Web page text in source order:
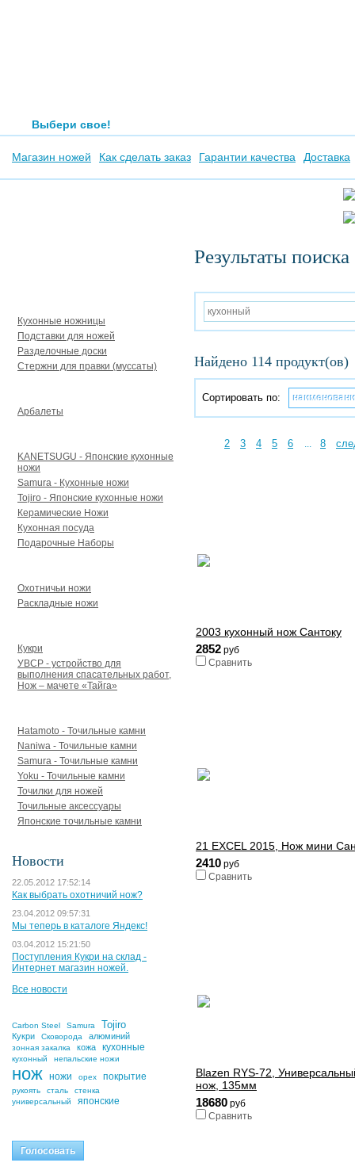
Выбери свое!
Магазин ножей Как сделать заказ Гарантии качества Доставка
Кухонные ножницы
Подставки для ножей
Разделочные доски
Стержни для правки (муссаты)
Арбалеты
KANETSUGU - Японские кухонные
ножи
Samura - Кухонные ножи
Tojiro - Японские кухонные ножи
Керамические Ножи
Кухонная посуда
Подарочные Наборы
Охотничьи ножи
Раскладные ножи
Кукри
УВСР - устройство для
выполнения спасательных работ,
Нож – мачете «Тайга»
Hatamoto - Точильные камни
Naniwa - Точильные камни
Samura - Точильные камни
Yoku - Точильные камни
Точилки для ножей
Точильные аксессуары
Японские точильные камни
Новости
22.05.2012 17:52:14
Как выбрать охотничий нож?
23.04.2012 09:57:31
Мы теперь в каталоге Яндекс!
03.04.2012 15:21:50
Поступления Кукри на склад -
Интернет магазин ножей.
Все новости
Carbon Steel Samura Tojiro
Кукри Сковорода алюминий
зонная закалка кожа кухонные
кухонный непальские ножи
нож ножи орех покрытие
рукоять сталь
стенка
универсальный
японские
Результаты поиска
Найдено 114 продукт(ов)
Сортировать по:
2 3 4 5 6 ... 8
2003 кухонный нож Сантоку
2852 руб
Сравнить
21 EXCEL 2015, Нож мини
2410 руб
Сравнить
Blazen RYS-72,
нож, 135мм
18680 руб
Сравнить